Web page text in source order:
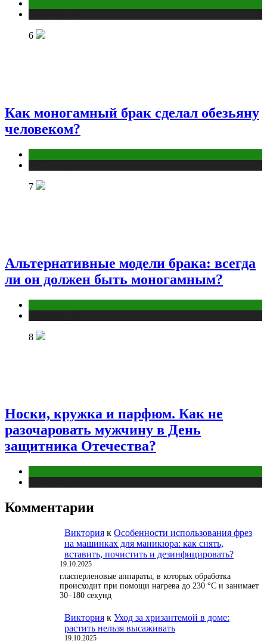
6
Как моногамный брак сделал обезьяну
человеком?
7
Альтернативные модели брака: всегда
ли он должен быть моногамным?
8
Носки, кружка и парфюм. Как не
разочаровать мужчину в День
защитника Отечества?
Комментарии
Виктория к Особенности использования фрез
на машинках для маникюра: как снять,
вставить, почистить и дезинфицировать?
19.10.2025
гласперленовые аппараты, в которых обработка
происходит при помощи нагрева до 230 °С и занимает
30–180 секунд
Виктория к Уход за хризантемой в доме:
растить нельзя высаживать
19.10.2025